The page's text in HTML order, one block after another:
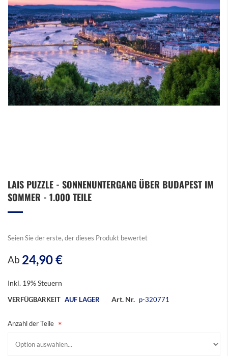
Anfang
der
LAIS PUZZLE - SONNENUNTERGANG ÜBER BUDAPEST IM
SOMMER - 1.000 TEILE
Seien Sie der erste, der dieses Produkt bewertet
Ab 24,90 €
Inkl. 19% Steuern
VERFÜGBARKEIT AUF LAGER Art. Nr. p-320771
Anzahl der Teile